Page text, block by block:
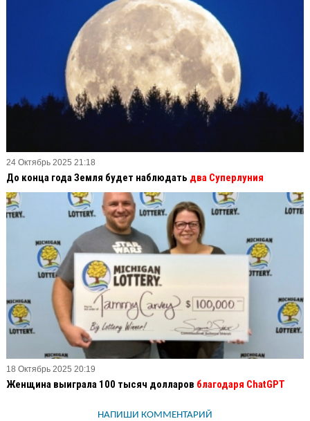
24 Октябрь 2025 21:18
До конца года Земля будет наблюдать два Суперлуния
18 Октябрь 2025 20:19
Женщина выиграла 100 тысяч долларов благодаря ChatGPT
НАПИШИ КОММЕНТАРИЙ